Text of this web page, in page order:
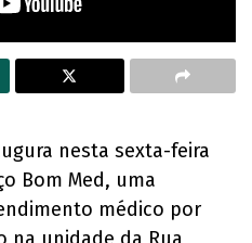
nesta sexta-feira
Bom Med, uma
médico por